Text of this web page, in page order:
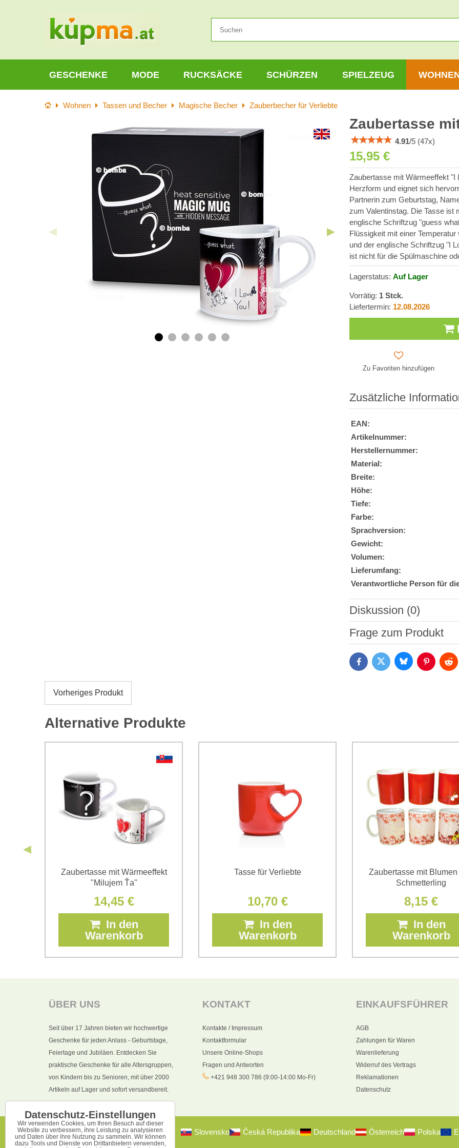
GESCHENKE MODE RUCKSÄCKE SCHÜRZEN SPIELZEUG
StartseiteWohnen Tassen und Becher Magische Becher Zauberbecher für Verliebte
Zaubertasse
4.91/5 (47x)
15,95 €
Zaubertasse mit Wärmeeffekt "I
Herzform und eignet sich
Partnerin zum Geburtstag,
zum Valentinstag. Die Tasse ist
englische Schriftzug "guess
Flüssigkeit mit einer
und der englische Schriftzug "I
ist nicht für die Spülmaschine
Lagerstatus: Auf Lager
Vorrätig: 1 Stck.
Liefertermin: 12.08.2026
Zu Favoriten hinzufügen
Zusätzliche
EAN:
Artikelnummer:
Herstellernummer:
Material:
Breite:
Höhe:
Tiefe:
Farbe:
Sprachversion:
Gewicht:
Volumen:
Lieferumfang:
Verantwortliche Person für
Diskussion (0)
Neuer Kommentar
Daten zum Zwecke der
(Erforderlich)
Frage zum Produkt
FacebookTwitter BlueskyPinterest
Vorheriges Produkt
Alternative Produkte
Zaubertasse mit Wärmeeffekt
"Milujem Ťa"
14,45 €
In den
Warenkorb
Tasse für Verliebte
10,70 €
In den
Warenkorb
Zaubertasse mit Blumen
Schmetterling
8,15 €
In den
Warenkorb
ÜBER UNS
Seit über 17 Jahren bieten wir hochwertige
Geschenke für jeden Anlass - Geburtstage,
Feiertage und Jubiläen. Entdecken Sie
praktische Geschenke für alle Altersgruppen,
von Kindern bis zu Senioren, mit über 2000
Artikeln auf Lager und sofort versandbereit.
KONTAKT
Kontakte / Impressum
Kontaktformular
Unsere Online-Shops
Fragen und Antworten
+421 948 300 786 (9:00-14:00 Mo-Fr)
EINKAUFSFÜHRER
AGB
Zahlungen für Waren
Warenlieferung
Widerruf des Vertrags
Reklamationen
Datenschutz
Slovensko Česká Republika Deutschland Österreich Polska
Datenschutz-Einstellungen
Wir verwenden Cookies, um Ihren Besuch auf dieser
Website zu verbessern, ihre Leistung zu analysieren
und Daten über ihre Nutzung zu sammeln. Wir können
dazu Tools und Dienste von Drittanbietern verwenden,